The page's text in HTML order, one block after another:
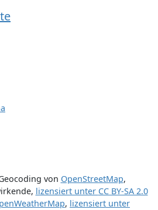
von OpenStreetMap,
, lizensiert unter CC BY-SA 2.0
, lizensiert unter